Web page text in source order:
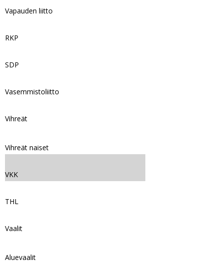
Vapauden liitto
RKP
SDP
Vasemmistoliitto
Vihreät
Vihreät naiset
VKK
THL
Vaalit
Aluevaalit